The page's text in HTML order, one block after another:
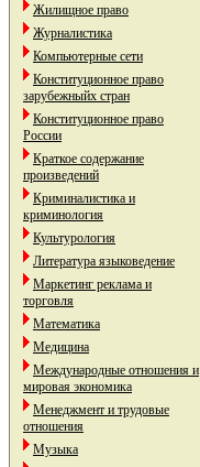
Жилищное право
Журналистика
Компьютерные сети
Конституционное право
зарубежныйх стран
Конституционное право
России
Краткое содержание
произведений
Криминалистика и
криминология
Культурология
Литература языковедение
Маркетинг реклама и
торговля
Математика
Медицина
Международные отношения и
мировая экономика
Менеджмент и трудовые
отношения
Музыка